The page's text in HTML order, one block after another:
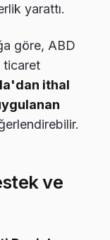
yarattı.
göre, ABD
ticaret
ithal
ve